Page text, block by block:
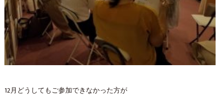
12月どうしてもご参加できなかった方が